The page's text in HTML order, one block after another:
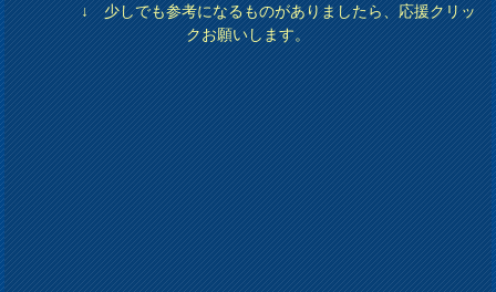
↓ 少しでも参考になるものがありましたら、応援クリッ
クお願いします。